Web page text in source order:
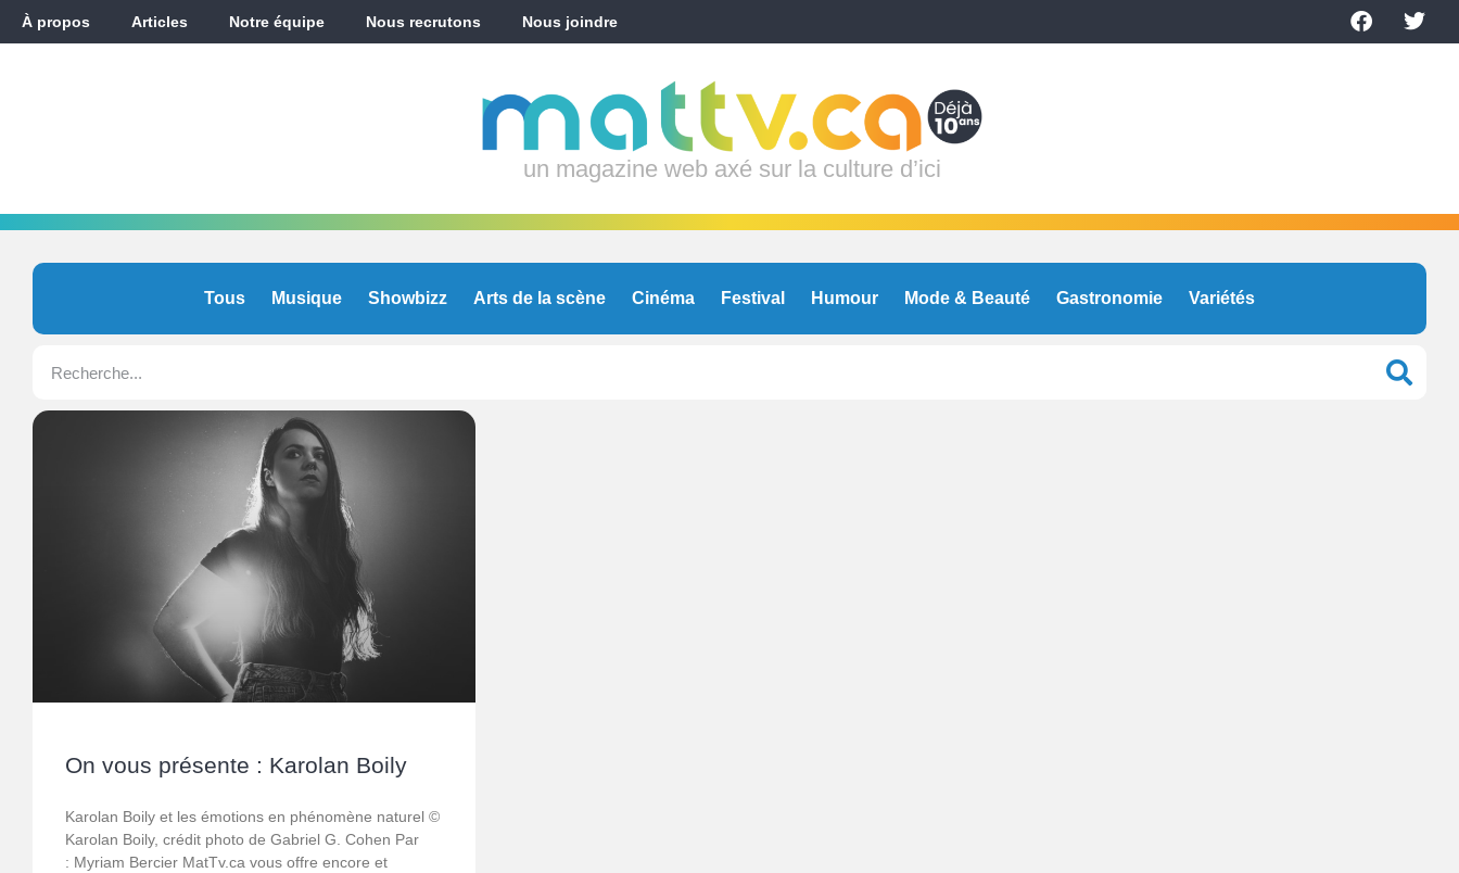
À propos Articles Notre équipe Nous recrutons Nous joindre
un magazine web axé sur la culture d’ici
Tous Musique Showbizz Arts de la scène Cinéma Festival Humour Mode & Beauté Gastronomie Variétés
On vous présente : Karolan Boily
Karolan Boily et les émotions en phénomène naturel ©
Karolan Boily, crédit photo de Gabriel G. Cohen Par
: Myriam Bercier MatTv.ca vous offre encore et